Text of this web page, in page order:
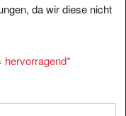
da wir diese nicht
hervorragend*